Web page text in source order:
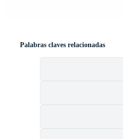
Palabras claves relacionadas